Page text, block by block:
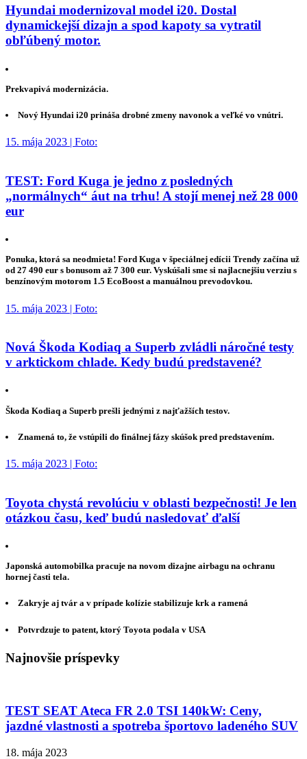
Hyundai modernizoval model i20. Dostal
dynamickejší dizajn a spod kapoty sa vytratil
obľúbený motor.
Prekvapivá modernizácia.
Nový Hyundai i20 prináša drobné zmeny navonok a veľké vo vnútri.
15. mája 2023 | Foto:
TEST: Ford Kuga je jedno z posledných
„normálnych“ áut na trhu! A stojí menej než 28 000
eur
Ponuka, ktorá sa neodmieta! Ford Kuga v špeciálnej edícii Trendy začína už
od 27 490 eur s bonusom až 7 300 eur. Vyskúšali sme si najlacnejšiu verziu s
benzínovým motorom 1.5 EcoBoost a manuálnou prevodovkou.
15. mája 2023 | Foto:
Nová Škoda Kodiaq a Superb zvládli náročné testy
v arktickom chlade. Kedy budú predstavené?
Škoda Kodiaq a Superb prešli jednými z najťažších testov.
Znamená to, že vstúpili do finálnej fázy skúšok pred predstavením.
15. mája 2023 | Foto:
Toyota chystá revolúciu v oblasti bezpečnosti! Je len
otázkou času, keď budú nasledovať ďalší
Japonská automobilka pracuje na novom dizajne airbagu na ochranu
hornej časti tela.
Zakryje aj tvár a v prípade kolízie stabilizuje krk a ramená
Potvrdzuje to patent, ktorý Toyota podala v USA
Najnovšie príspevky
TEST SEAT Ateca FR 2.0 TSI 140kW: Ceny,
jazdné vlastnosti a spotreba športovo ladeného SUV
18. mája 2023